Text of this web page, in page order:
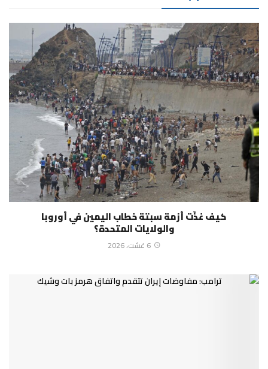
كيف غذّت أزمة سبتة خطاب اليمين في أوروبا
والولايات المتحدة؟
6 غشت، 2026